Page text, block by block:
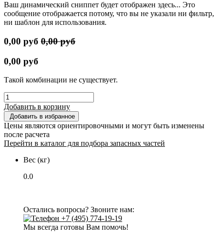
Ваш динамический сниппет будет отображен здесь... Это
сообщение отображается потому, что вы не указали ни фильтр,
ни шаблон для использования.
0,00 руб 0,00руб
0,00 руб
Такой комбинации не существует.
Добавить в корзину
Добавить в избранное
Цены являются ориентировочными и могут быть изменены
после расчета
Перейти в каталог для подбора запасных частей
Вес (кг)
0.0
Остались вопросы? Звоните нам:
+7 (495) 774-19-19
Мы всегда готовы Вам помочь!